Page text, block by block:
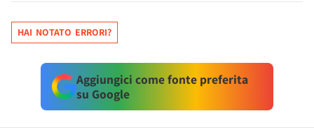
HAI NOTATO ERRORI?
Aggiungici come fonte preferita
su Google